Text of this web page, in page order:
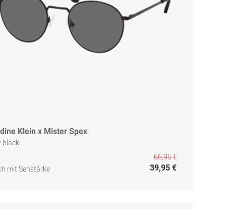
Klein x Mister Spex
black
mit Sehstärke
66,95 €
39,95 €